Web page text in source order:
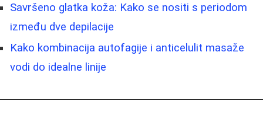
Savršeno glatka koža: Kako se nositi s periodom
između dve depilacije
Kako kombinacija autofagije i anticelulit masaže
vodi do idealne linije